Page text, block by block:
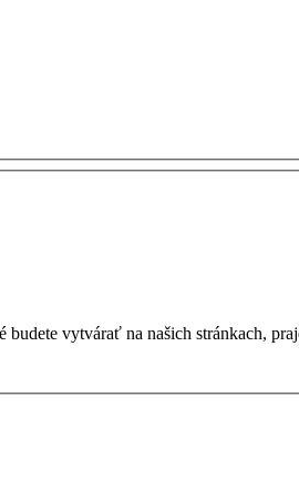
vytvárať na našich stránkach,